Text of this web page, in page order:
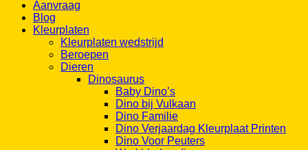
Aanvraag
Blog
Kleurplaten
Kleurplaten wedstrijd
Beroepen
Dieren
Dinosaurus
Baby Dino’s
Dino bij Vulkaan
Dino Familie
Dino Verjaardag Kleurplaat Printen
Dino Voor Peuters